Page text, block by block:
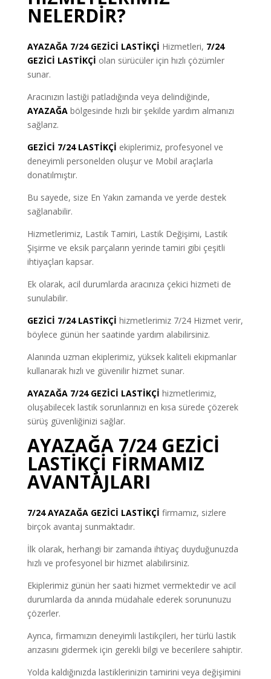
NELERDİR?
AYAZAĞA 7/24 GEZİCİ LASTİKÇİ Hizmetleri, 7/24
GEZİCİ LASTİKÇİ olan sürücüler için hızlı çözümler
sunar.
Aracınızın lastiği patladığında veya delindiğinde,
AYAZAĞAbölgesinde hızlı bir şekilde yardım almanızı
sağlarız.
GEZİCİ 7/24 LASTİKÇİ ekiplerimiz, profesyonel ve
deneyimli personelden oluşur ve Mobil araçlarla
donatılmıştır.
Bu sayede, size En Yakın zamanda ve yerde destek
sağlanabilir.
Hizmetlerimiz, Lastik Tamiri, Lastik Değişimi, Lastik
Şişirme ve eksik parçaların yerinde tamiri gibi çeşitli
ihtiyaçları kapsar.
Ek olarak, acil durumlarda aracınıza çekici hizmeti de
sunulabilir.
GEZİCİ 7/24 LASTİKÇİ hizmetlerimiz 7/24 Hizmet verir,
böylece günün her saatinde yardım alabilirsiniz.
Alanında uzman ekiplerimiz, yüksek kaliteli ekipmanlar
kullanarak hızlı ve güvenilir hizmet sunar.
AYAZAĞA 7/24 GEZİCİ LASTİKÇİ hizmetlerimiz,
oluşabilecek lastik sorunlarınızı en kısa sürede çözerek
sürüş güvenliğinizi sağlar.
AYAZAĞA 7/24 GEZİCİ
LASTİKÇİ FİRMAMIZ
AVANTAJLARI
7/24 AYAZAĞA GEZİCİ LASTİKÇİ firmamız, sizlere
birçok avantaj sunmaktadır.
İlk olarak, herhangi bir zamanda ihtiyaç duyduğunuzda
hızlı ve profesyonel bir hizmet alabilirsiniz.
Ekiplerimiz günün her saati hizmet vermektedir ve acil
durumlarda da anında müdahale ederek sorununuzu
çözerler.
Ayrıca, firmamızın deneyimli lastikçileri, her türlü lastik
arızasını gidermek için gerekli bilgi ve becerilere sahiptir.
Yolda kaldığınızda lastiklerinizin tamirini veya değişimini